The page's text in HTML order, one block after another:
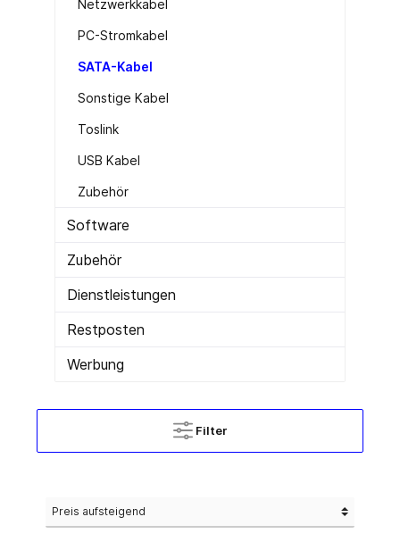
Netzwerkkabel
PC-Stromkabel
SATA-Kabel
Sonstige Kabel
Toslink
USB Kabel
Zubehör
Software
Zubehör
Dienstleistungen
Restposten
Werbung
Filter